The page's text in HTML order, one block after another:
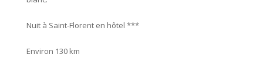
Nuit à Saint-Florent en hôtel ***
Environ 130 km